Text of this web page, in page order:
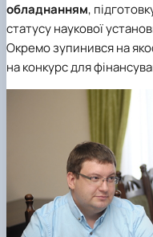
обладнанням,
статусу наукової
Окремо зупинився на
на конкурс для